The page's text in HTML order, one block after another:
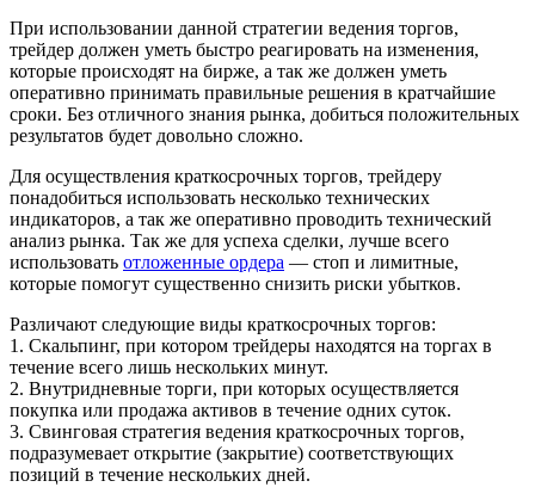
При использовании данной стратегии ведения торгов,
трейдер должен уметь быстро реагировать на изменения,
которые происходят на бирже, а так же должен уметь
оперативно принимать правильные решения в кратчайшие
сроки. Без отличного знания рынка, добиться положительных
результатов будет довольно сложно.
Для осуществления краткосрочных торгов, трейдеру
понадобиться использовать несколько технических
индикаторов, а так же оперативно проводить технический
анализ рынка. Так же для успеха сделки, лучше всего
использовать отложенные ордера — стоп и лимитные,
которые помогут существенно снизить риски убытков.
Различают следующие виды краткосрочных торгов:
1. Скальпинг, при котором трейдеры находятся на торгах в
течение всего лишь нескольких минут.
2. Внутридневные торги, при которых осуществляется
покупка или продажа активов в течение одних суток.
3. Свинговая стратегия ведения краткосрочных торгов,
подразумевает открытие (закрытие) соответствующих
позиций в течение нескольких дней.